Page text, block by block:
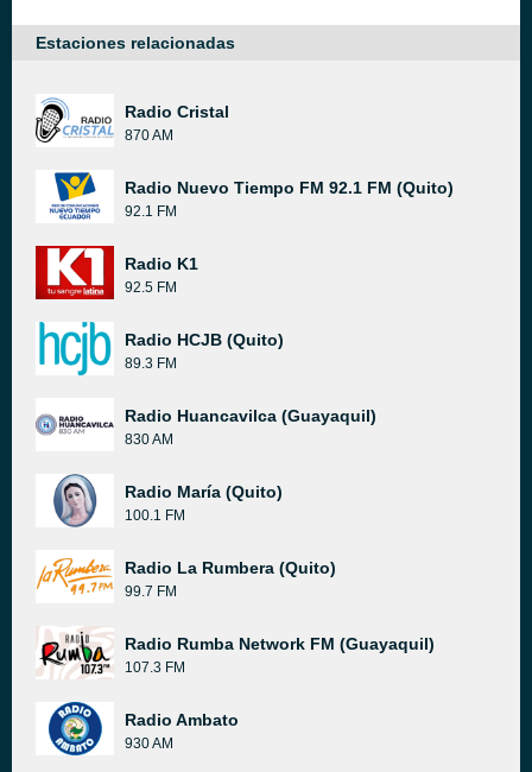
Estaciones relacionadas
Radio Cristal
870 AM
Radio Nuevo Tiempo FM 92.1 FM (Quito)
92.1 FM
Radio K1
92.5 FM
Radio HCJB (Quito)
89.3 FM
Radio Huancavilca (Guayaquil)
830 AM
Radio María (Quito)
100.1 FM
Radio La Rumbera (Quito)
99.7 FM
Radio Rumba Network FM (Guayaquil)
107.3 FM
Radio Ambato
930 AM